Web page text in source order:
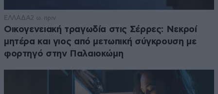
ΕΛΛΑΔΑ2 ω. πριν
Οικογενειακή τραγωδία στις Σέρρες: Νεκροί
μητέρα και γιος από μετωπική σύγκρουση με
φορτηγό στην Παλαιοκώμη